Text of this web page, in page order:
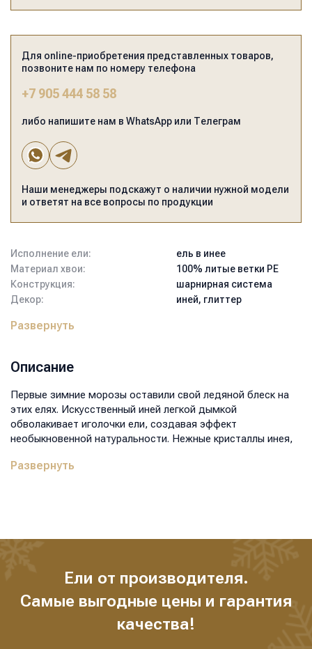
Для online-приобретения представленных товаров,
позвоните нам по номеру телефона
+7 905 444 58 58
либо напишите нам в WhatsApp или Телеграм
Наши менеджеры подскажут о наличии нужной модели
и ответят на все вопросы по продукции
Исполнение ели:
ель в инее
Материал хвои:
100% литые ветки PE
Конструкция:
шарнирная система
Декор:
иней, глиттер
Тип подставки:
Высота:
Диаметр нижнего ряда, см:
Вес, кг:
46,7
Размер коробки, мм:
1400x900x600
Объем, м3:
0,756
Развернуть
Описание
Первые зимние морозы оставили свой ледяной блеск на
этих елях. Искусственный иней легкой дымкой
обволакивает иголочки ели, создавая эффект
необыкновенной натуральности. Нежные кристаллы инея,
вид, а их белоснежный цвет прекрасно контрастирует с
Развернуть
Ели от производителя.
Самые выгодные цены и гарантия
качества!